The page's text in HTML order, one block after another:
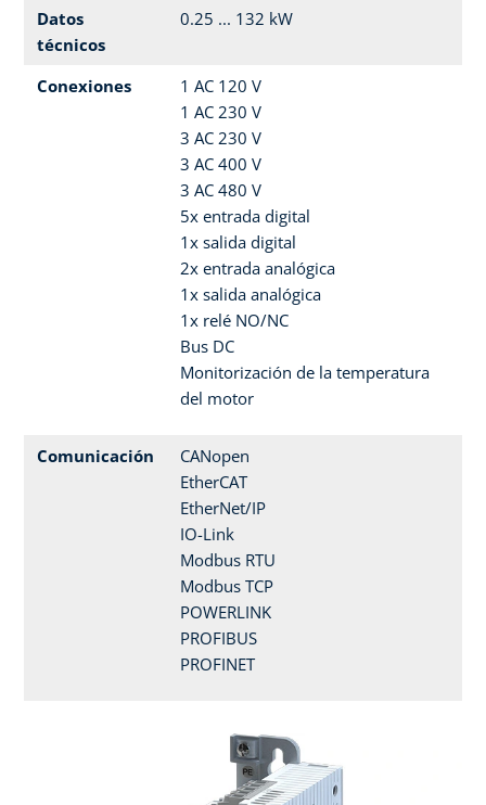
Datos
técnicos
0.25 ... 132 kW
Conexiones
1 AC 120 V
1 AC 230 V
3 AC 230 V
3 AC 400 V
3 AC 480 V
5x entrada digital
1x salida digital
2x entrada analógica
1x salida analógica
1x relé NO/NC
Bus DC
Monitorización de la temperatura
del motor
Comunicación
CANopen
EtherCAT
EtherNet/IP
IO-Link
Modbus RTU
Modbus TCP
POWERLINK
PROFIBUS
PROFINET